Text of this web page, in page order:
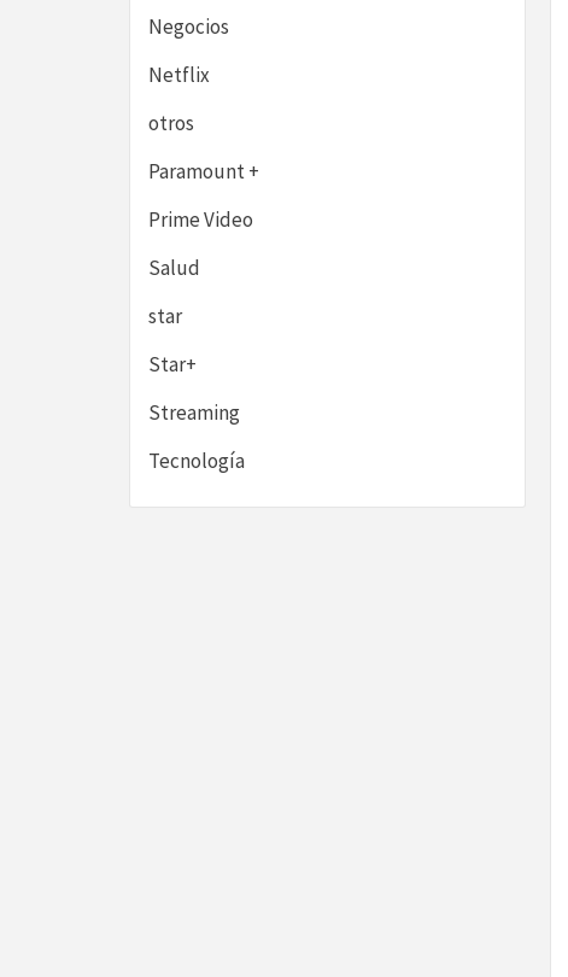
Negocios
Netflix
otros
Paramount +
Prime Video
Salud
star
Star+
Streaming
Tecnología